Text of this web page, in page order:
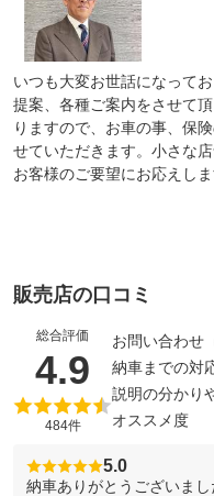
いつも大変お世話になって
提案、各種ご案内をさせて
りますので、お車の事、保
せていただきます。小さな
お客様のご要望にお応えしま
販売店の口コミ
総合評価
4.9 （5点
484件
お問い合わせ
納車までの対
説明の分かり
オススメ度
5.0
納車ありがとうございまし